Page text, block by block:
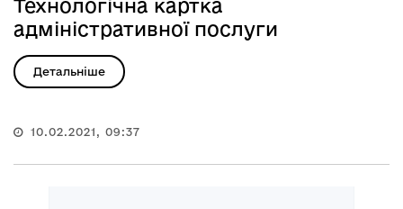
Технологічна картка
адміністративної послуги
Детальніше
10.02.2021, 09:37